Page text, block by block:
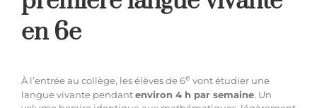
Coaching TDAH en ligne
en 6e
À l’entrée au collège, les élèves de 6e vont étudier une
langue vivante pendantenviron 4 h par semaine. Un